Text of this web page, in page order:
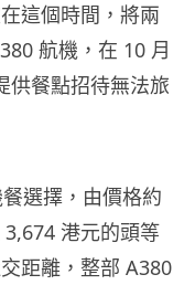
這個時間，將兩
航機，在 10 月
供餐點招待無法旅
選擇，由價格約
港元的頭等
距離，整部 A380